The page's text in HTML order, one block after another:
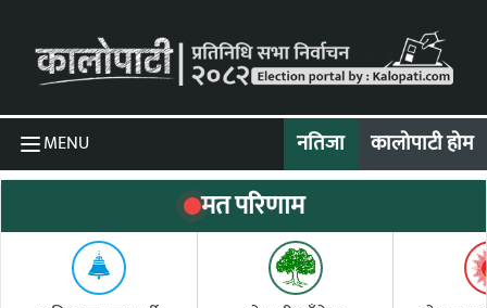
MENU नतिजा कालोपाटी होम
मत परिणाम